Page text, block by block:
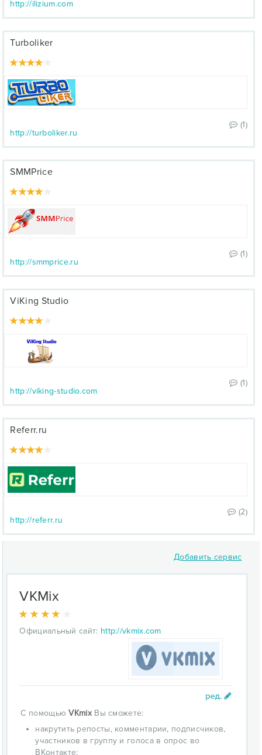
http://ilizium.com
Turboliker
(1)
http://turboliker.ru
SMMPrice
(1)
http://smmprice.ru
ViKing Studio
(1)
http://viking-studio.com
Referr.ru
(2)
http://referr.ru
Добавить сервис
VKMix
Официальный сайт: http://vkmix.com
С помощьюVKmixВы сможете:
накрутить репосты, комментарии, подписчиков,
участников в группу и голоса в опрос во
ВКонтакте;